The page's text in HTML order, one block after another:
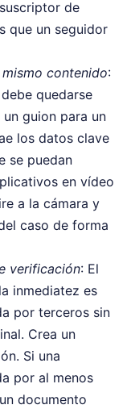
de
que un seguidor
contenido:
quedarse
guion para un
los datos clave
se puedan
en vídeo
a la cámara y
caso de forma
verificación: El
inmediatez es
por terceros sin
Crea un
Si una
por al menos
documento